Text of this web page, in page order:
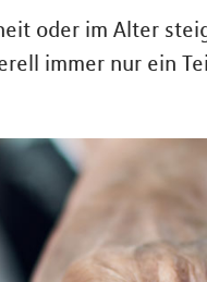
oder im Alter
immer nur ein